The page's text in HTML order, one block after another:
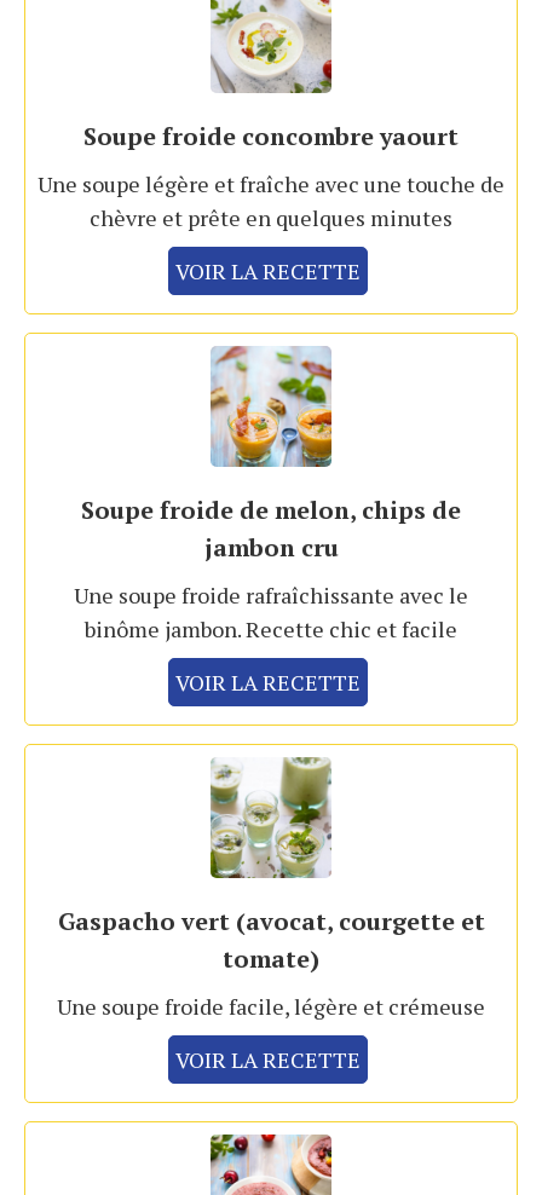
Soupe froide concombre yaourt
Une soupe légère et fraîche avec une touche de
chèvre et prête en quelques minutes
VOIR LA RECETTE
Soupe froide de melon, chips de
jambon cru
Une soupe froide rafraîchissante avec le
binôme jambon. Recette chic et facile
VOIR LA RECETTE
Gaspacho vert (avocat, courgette et
tomate)
Une soupe froide facile, légère et crémeuse
VOIR LA RECETTE